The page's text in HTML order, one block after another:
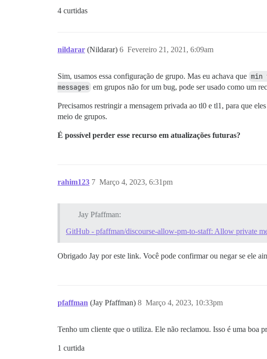
4 curtidas
nildarar (Nildarar) Fevereiro 21, 2021, 6:09am
6
Sim, usamos essa configuração de grupo. Mas eu achava que min
messages em grupos não for um bug, pode ser usado como um
Precisamos restringir a mensagem privada ao tl0 e tl1, para que
meio de grupos.
É possível perder esse recurso em atualizações futuras?
rahim123 Março 4, 2023, 6:31pm
7
Jay Pfaffman:
GitHub - pfaffman/discourse-allow-pm-to-staff: Allow private
Obrigado Jay por este link. Você pode confirmar ou negar se ele
pfaffman (Jay Pfaffman) Março 4, 2023, 10:33pm
8
Tenho um cliente que o utiliza. Ele não reclamou. Isso é uma boa
1 curtida